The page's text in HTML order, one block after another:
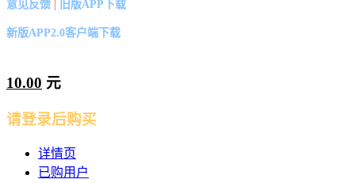
意见反馈 | 旧版APP下载
新版APP2.0客户端下载
10.00 元
请登录后购买
详情页
已购用户